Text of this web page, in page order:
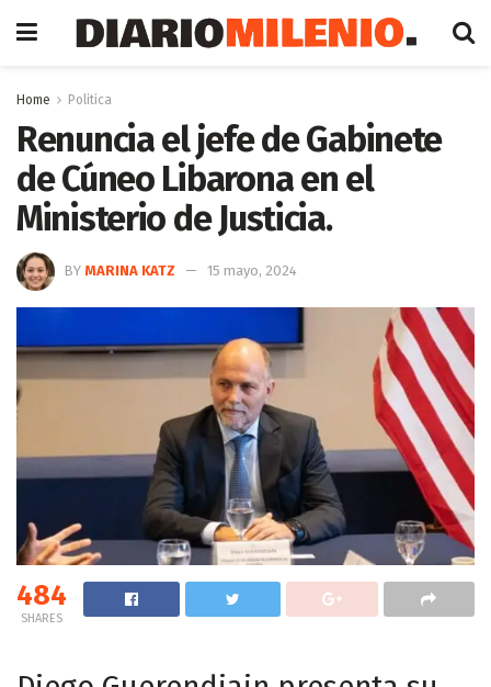
Home Politica
Renuncia el jefe de Gabinete
de Cúneo Libarona en el
Ministerio de Justicia.
BY MARINA KATZ 15 mayo, 2024
484
SHARES